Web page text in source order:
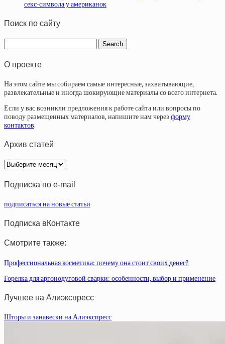
секс-символа у американок
Поиск по сайту
О проекте
На этом сайте мы собираем самые интересные, захватывающие,
развлекательные и иногда шокирующие материалы со всего интернета.
Если у вас возникли предложения к работе сайта или вопросы по
поводу размещенных материалов, напишите нам через форму
контактов.
Архив статей
Архив
статей
Подписка по e-mail
подписаться на новые статьи
Подписка вКонтакте
Смотрите также:
Профессиональная косметика: почему она стоит своих денег?
Горелка для аргонодуговой сварки: особенности, выбор и применение
Лучшее на Алиэкспресс
Шторы и занавески на Алиэкспресс